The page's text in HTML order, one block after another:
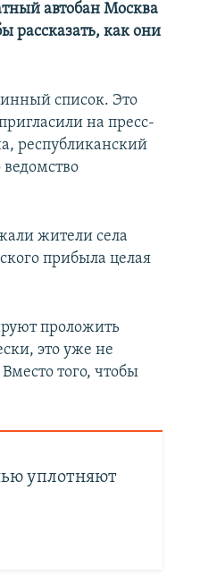
автобан Москва
рассказать, как они
список. Это
на пресс-
республиканский
жители села
прибыла целая
проложить
это уже не
того, чтобы
уплотняют